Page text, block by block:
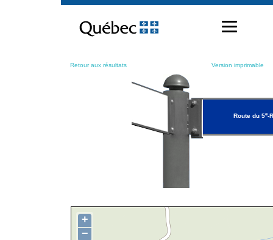
contenu
Retour aux résultats Version imprimable
Route du 5e-
+
−